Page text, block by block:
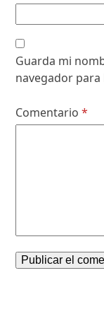
Guarda mi
navegador
Comentario*